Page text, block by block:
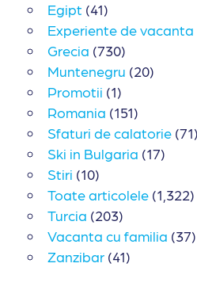
Egipt (41)
Experiente de vacanta
Grecia (730)
Muntenegru (20)
Promotii (1)
Romania (151)
Sfaturi de calatorie (71)
Ski in Bulgaria (17)
Stiri (10)
Toate articolele (1,322)
Turcia (203)
Vacanta cu familia (37)
Zanzibar (41)